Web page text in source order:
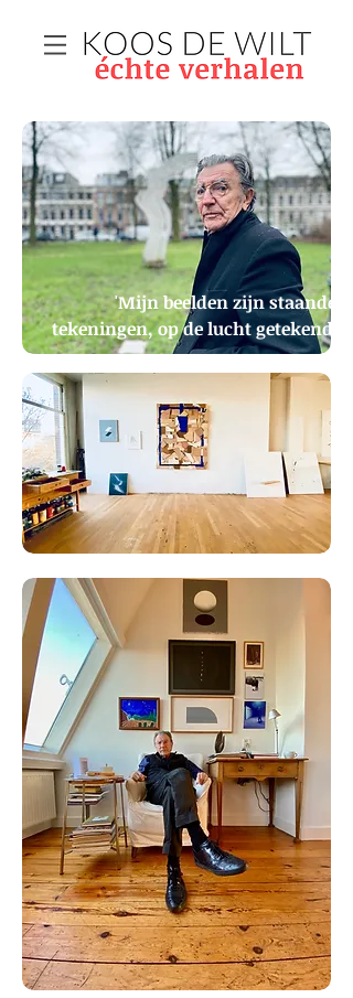
'Mijn beelden zijn staande
tekeningen, op de lucht getekend'
ruimte staan in Amsterdam. Een autorit en wandeling
langs de kunstwerken.
Tekst en foto’s van Koos de Wilt voor Collect